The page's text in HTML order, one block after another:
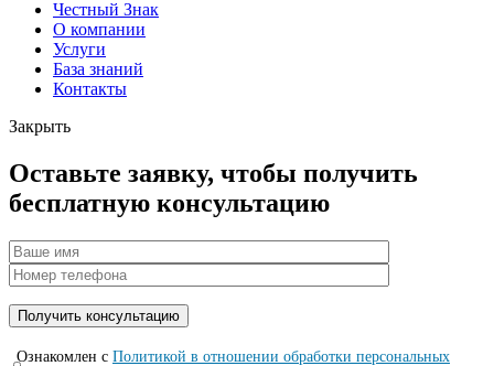
Честный Знак
О компании
Услуги
База знаний
Контакты
Закрыть
Оставьте заявку, чтобы получить
бесплатную консультацию
Ознакомлен с Политикой в отношении обработки персональных